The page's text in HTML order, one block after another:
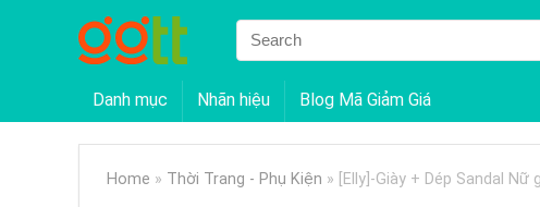
Danh mục Nhãn hiệu Blog Mã Giảm Giá
Home » Thời Trang - Phụ Kiện » [Elly]-Giày + Dép Sandal Nữ